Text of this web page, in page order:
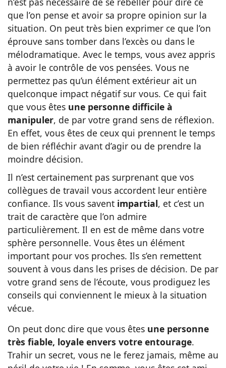
que l’on pense et avoir sa propre opinion sur la
situation. On peut très bien exprimer ce que l’on
éprouve sans tomber dans l’excès ou dans le
mélodramatique. Avec le temps, vous avez appris
à avoir le contrôle de vos pensées. Vous ne
permettez pas qu’un élément extérieur ait un
quelconque impact négatif sur vous. Ce qui fait
que vous êtes une personne difficile à
manipuler, de par votre grand sens de réflexion.
En effet, vous êtes de ceux qui prennent le temps
de bien réfléchir avant d’agir ou de prendre la
moindre décision.
Il n’est certainement pas surprenant que vos
collègues de travail vous accordent leur entière
confiance. Ils vous savent impartial, et c’est un
trait de caractère que l’on admire
particulièrement. Il en est de même dans votre
sphère personnelle. Vous êtes un élément
important pour vos proches. Ils s’en remettent
souvent à vous dans les prises de décision. De par
votre grand sens de l’écoute, vous prodiguez les
conseils qui conviennent le mieux à la situation
vécue.
On peut donc dire que vous êtes une personne
très fiable, loyale envers votre entourage.
Trahir un secret, vous ne le ferez jamais, même au